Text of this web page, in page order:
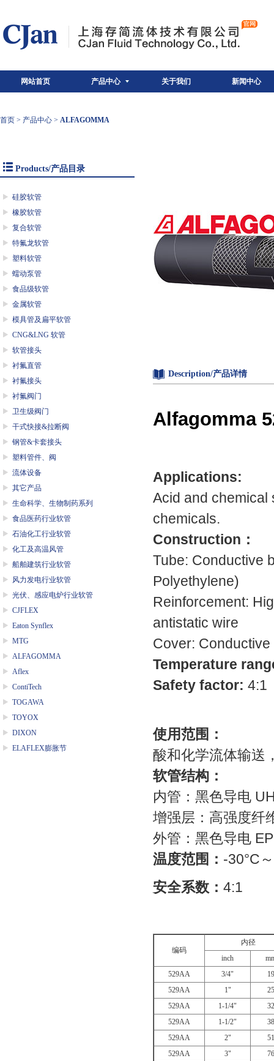
网站首页 产品中心 关于我们 新闻中心
首页 > 产品中心 > ALFAGOMMA
Products/产品目录
硅胶软管
橡胶软管
复合软管
特氟龙软管
塑料软管
蠕动泵管
食品级软管
金属软管
模具管及扁平软管
CNG&LNG 软管
软管接头
衬氟直管
衬氟接头
衬氟阀门
卫生级阀门
干式快接&拉断阀
钢管&卡套接头
塑料管件、阀
流体设备
其它产品
生命科学、生物制药系列
食品医药行业软管
石油化工行业软管
化工及高温风管
船舶建筑行业软管
风力发电行业软管
光伏、感应电炉行业软管
CJFLEX
Eaton Synflex
MTG
ALFAGOMMA
Aflex
ContiTech
TOGAWA
TOYOX
DIXON
ELAFLEX膨胀节
Description/产品详情
Alfagomma
Applications:
Acid and chemical
chemicals.
Construction ：
Tube: Conductive
Polyethylene)
Reinforcement:
antistatic wire
Cover:
Temperature
Safety factor: 4:1
使用范围：
酸和化学流体输送
软管结构：
内管：黑色导电
增强层：高强度纤
外管：黑色导电
温度范围： -30°C ～
安全系数： 4:1
编码
内径
inch
529AA
3/4"
19
529AA
1"
25
529AA
1-1/4"
32
529AA
1-1/2"
38
529AA
2"
51
529AA
3"
76